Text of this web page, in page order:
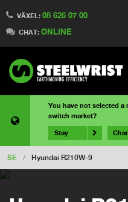
VÄXEL: 08 626 07 00
CHAT: ONLINE
You have not selected
switch market?
Stay
SE / Hyundai R210W-9